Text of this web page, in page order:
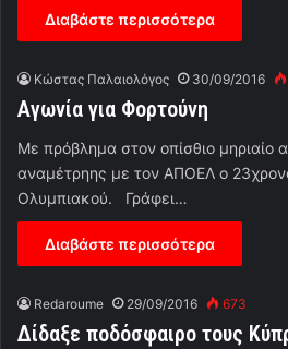
Διαβάστε περισσότερα
Κώστας Παλαιολόγος 30/09/2016
Αγωνία για Φορτούνη
Με πρόβλημα στον οπίσθιο μηριαίο
αναμέτρηης με τον ΑΠΟΕΛ ο
Ολυμπιακού. Γράφει…
Διαβάστε περισσότερα
Redaroume 29/09/2016 673
Δίδαξε ποδόσφαιρο τους